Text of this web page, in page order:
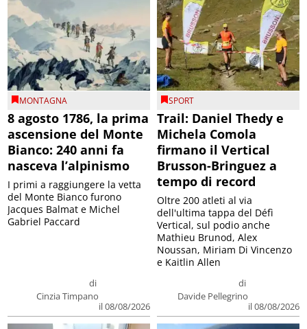
MONTAGNA
8 agosto 1786, la prima
ascensione del Monte
Bianco: 240 anni fa
nasceva l’alpinismo
di
Cinzia Timpano
il 08/08/2026
I primi a raggiungere la vetta
del Monte Bianco furono
Jacques Balmat e Michel
Gabriel Paccard
SPORT
Trail: Daniel Thedy e
Michela Comola
firmano il Vertical
Brusson-Bringuez a
tempo di record
di
Davide Pellegrino
il 08/08/2026
Oltre 200 atleti al via
dell'ultima tappa del Défì
Vertical, sul podio anche
Mathieu Brunod, Alex
Noussan, Miriam Di Vincenzo
e Kaitlin Allen